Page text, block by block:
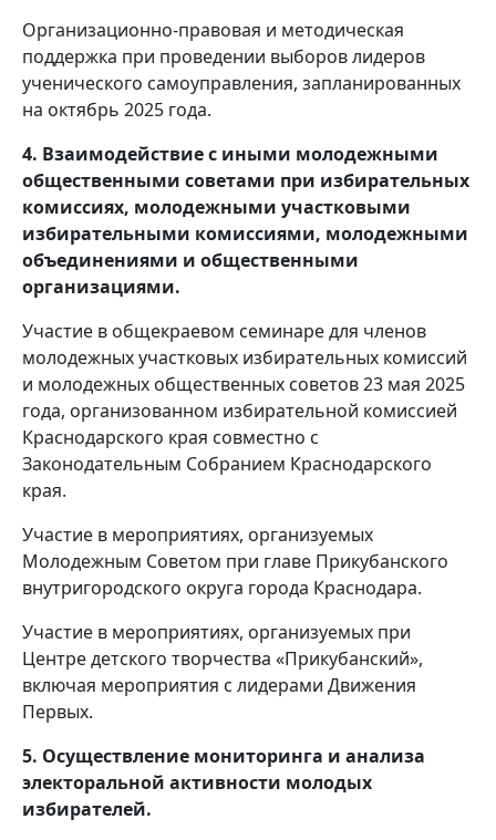
Организационно-правовая и методическая
поддержка при проведении выборов лидеров
ученического самоуправления, запланированных
на октябрь 2025 года.
4. Взаимодействие с иными молодежными
общественными советами при избирательных
комиссиях, молодежными участковыми
избирательными комиссиями, молодежными
объединениями и общественными
организациями.
Участие в общекраевом семинаре для членов
молодежных участковых избирательных комиссий
и молодежных общественных советов 23 мая 2025
года, организованном избирательной комиссией
Краснодарского края совместно с
Законодательным Собранием Краснодарского
края.
Участие в мероприятиях, организуемых
Молодежным Советом при главе Прикубанского
внутригородского округа города Краснодара.
Участие в мероприятиях, организуемых при
Центре детского творчества «Прикубанский»,
включая мероприятия с лидерами Движения
Первых.
5. Осуществление мониторинга и анализа
электоральной активности молодых
избирателей.